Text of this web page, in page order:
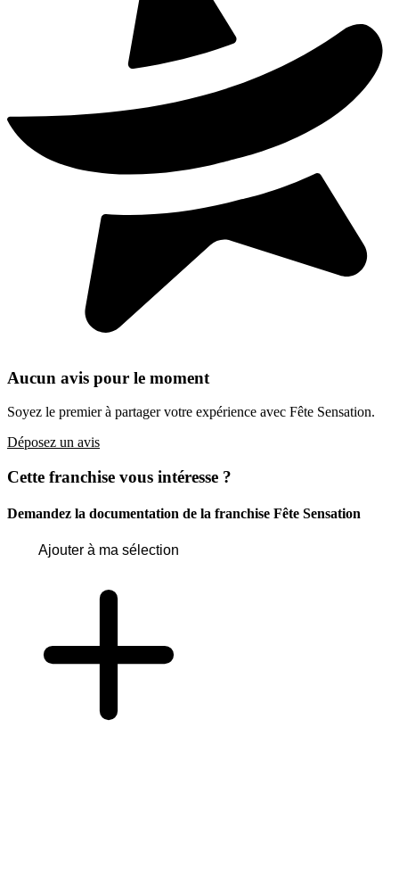
Aucun avis pour le moment
Soyez le premier à partager votre expérience avec Fête Sensation.
Déposez un avis
Cette franchise vous intéresse ?
Demandez la documentation de la franchise Fête Sensation
Ajouter à ma sélection